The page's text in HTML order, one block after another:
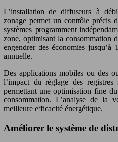
L’installation de diffuseurs à
zonage permet un contrôle précis
systèmes programment
zone, optimisant la consommation
engendrer des économies
annuelle.
Des applications mobiles ou des
l’impact du réglage des registres
permettant une optimisation fine
consommation. L’analyse de la
meilleure efficacité énergétique.
Améliorer le système de